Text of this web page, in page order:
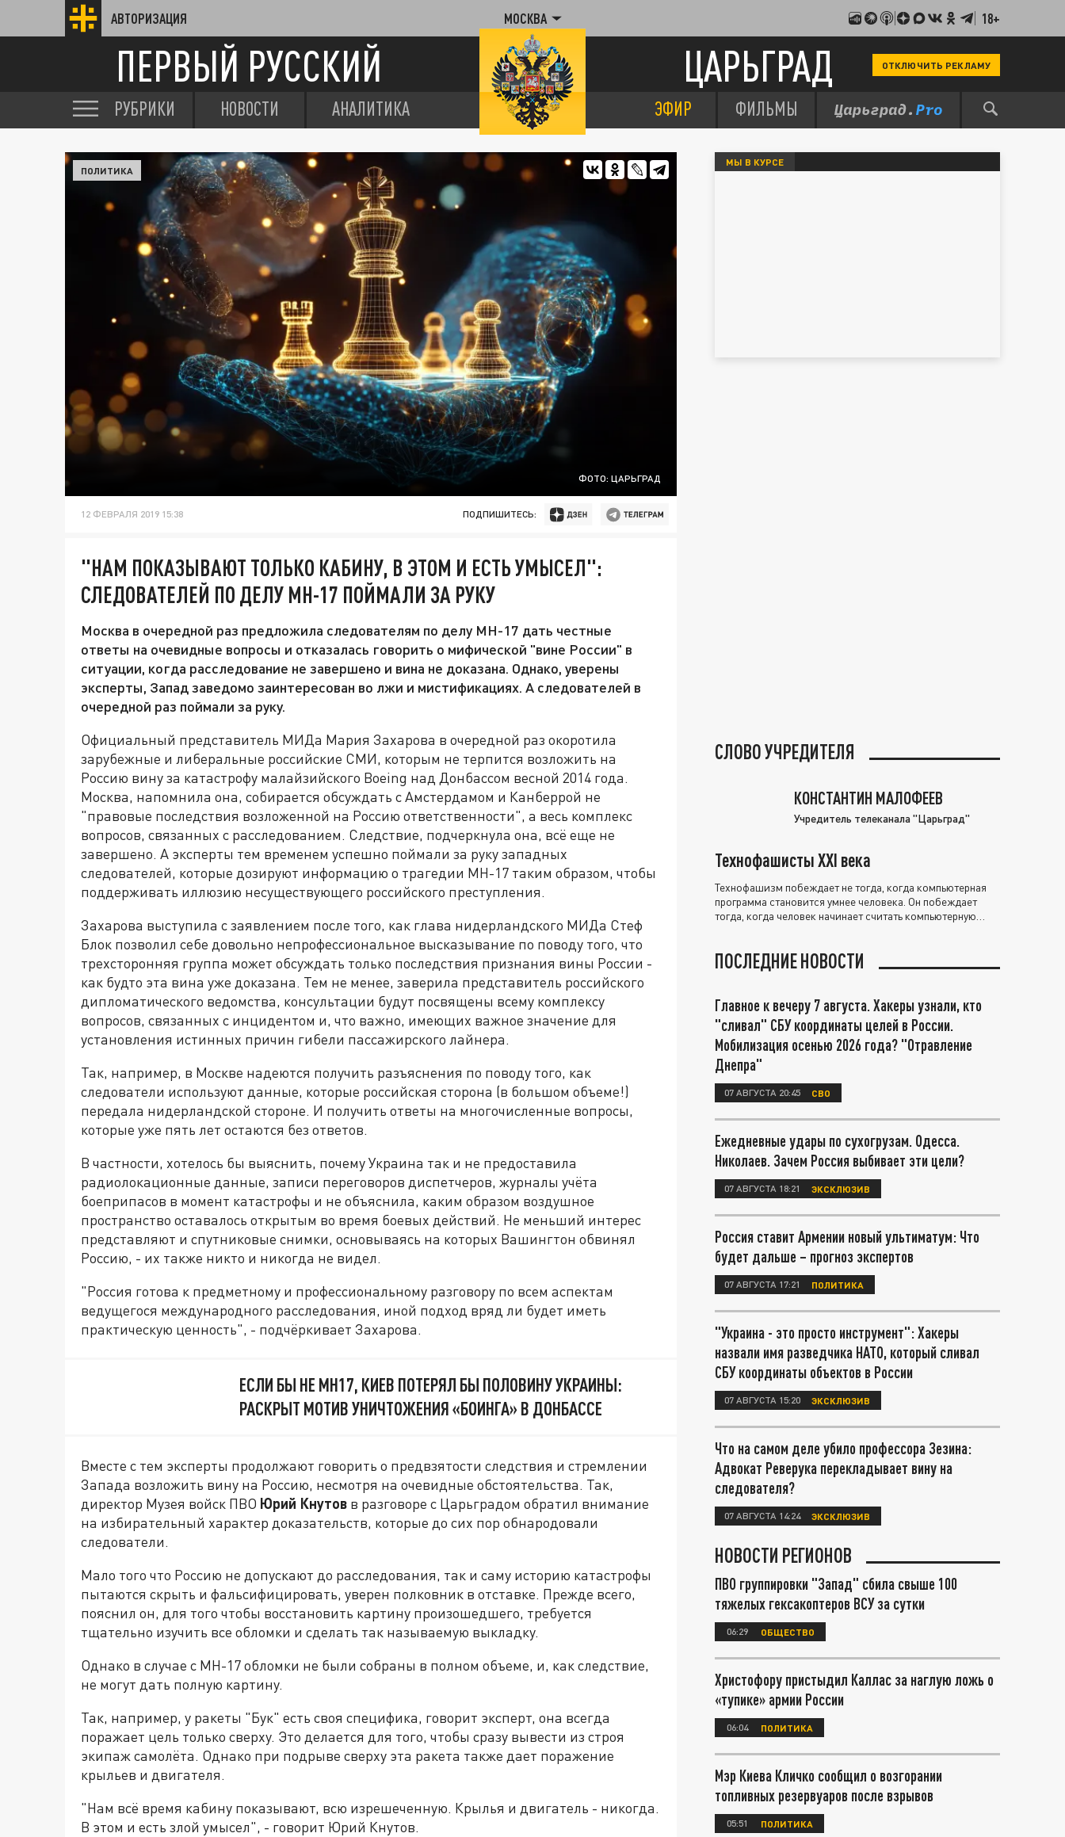
АВТОРИЗАЦИЯ МОСКВА 18+
ПЕРВЫЙ РУССКИЙ ЦАРЬГРАД ОТКЛЮЧИТЬ РЕКЛАМУ
РУБРИКИ НОВОСТИ АНАЛИТИКА ЭФИР ФИЛЬМЫ
ФОТО: ЦАРЬГРАД
ПОЛИТИКА
12 ФЕВРАЛЯ 2019 15:38 ПОДПИШИТЕСЬ:
"НАМ ПОКАЗЫВАЮТ ТОЛЬКО КАБИНУ, В ЭТОМ И ЕСТЬ УМЫСЕЛ":
СЛЕДОВАТЕЛЕЙ ПО ДЕЛУ MH-17 ПОЙМАЛИ ЗА РУКУ
Москва в очередной раз предложила следователям по делу MH-17 дать честные
ответы на очевидные вопросы и отказалась говорить о мифической "вине России" в
ситуации, когда расследование не завершено и вина не доказана. Однако, уверены
эксперты, Запад заведомо заинтересован во лжи и мистификациях. А следователей в
очередной раз поймали за руку.
Официальный представитель МИДа Мария Захарова в очередной раз окоротила
зарубежные и либеральные российские СМИ, которым не терпится возложить на
Россию вину за катастрофу малайзийского Boeing над Донбассом весной 2014 года.
Москва, напомнила она, собирается обсуждать с Амстердамом и Канберрой не
"правовые последствия возложенной на Россию ответственности", а весь комплекс
вопросов, связанных с расследованием. Следствие, подчеркнула она, всё еще не
завершено. А эксперты тем временем успешно поймали за руку западных
следователей, которые дозируют информацию о трагедии MH-17 таким образом, чтобы
поддерживать иллюзию несуществующего российского преступления.
Захарова выступила с заявлением после того, как глава нидерландского МИДа Стеф
Блок позволил себе довольно непрофессиональное высказывание по поводу того, что
трехсторонняя группа может обсуждать только последствия признания вины России -
как будто эта вина уже доказана. Тем не менее, заверила представитель российского
дипломатического ведомства, консультации будут посвящены всему комплексу
вопросов, связанных с инцидентом и, что важно, имеющих важное значение для
установления истинных причин гибели пассажирского лайнера.
Так, например, в Москве надеются получить разъяснения по поводу того, как
следователи используют данные, которые российская сторона (в большом объеме!)
передала нидерландской стороне. И получить ответы на многочисленные вопросы,
которые уже пять лет остаются без ответов.
В частности, хотелось бы выяснить, почему Украина так и не предоставила
радиолокационные данные, записи переговоров диспетчеров, журналы учёта
боеприпасов в момент катастрофы и не объяснила, каким образом воздушное
пространство оставалось открытым во время боевых действий. Не меньший интерес
представляют и спутниковые снимки, основываясь на которых Вашингтон обвинял
Россию, - их также никто и никогда не видел.
"Россия готова к предметному и профессиональному разговору по всем аспектам
ведущегося международного расследования, иной подход вряд ли будет иметь
практическую ценность", - подчёркивает Захарова.
ЕСЛИ БЫ НЕ MH17, КИЕВ ПОТЕРЯЛ БЫ ПОЛОВИНУ УКРАИНЫ:
РАСКРЫТ МОТИВ УНИЧТОЖЕНИЯ «БОИНГА» В ДОНБАССЕ
Вместе с тем эксперты продолжают говорить о предвзятости следствия и стремлении
Запада возложить вину на Россию, несмотря на очевидные обстоятельства. Так,
директор Музея войск ПВО Юрий Кнутов в разговоре с Царьградом обратил внимание
на избирательный характер доказательств, которые до сих пор обнародовали
следователи.
Мало того что Россию не допускают до расследования, так и саму историю катастрофы
пытаются скрыть и фальсифицировать, уверен полковник в отставке. Прежде всего,
пояснил он, для того чтобы восстановить картину произошедшего, требуется
тщательно изучить все обломки и сделать так называемую выкладку.
Однако в случае с MH-17 обломки не были собраны в полном объеме, и, как следствие,
не могут дать полную картину.
Так, например, у ракеты "Бук" есть своя специфика, говорит эксперт, она всегда
поражает цель только сверху. Это делается для того, чтобы сразу вывести из строя
экипаж самолёта. Однако при подрыве сверху эта ракета также дает поражение
крыльев и двигателя.
"Нам всё время кабину показывают, всю изрешеченную. Крылья и двигатель - никогда.
В этом и есть злой умысел", - говорит Юрий Кнутов.
МЫ В КУРСЕ
СЛОВО УЧРЕДИТЕЛЯ
КОНСТАНТИН МАЛОФЕЕВ
Учредитель телеканала "Царьград"
Технофашисты XXI века
Технофашизм побеждает не тогда, когда компьютерная
программа становится умнее человека. Он побеждает
тогда, когда человек начинает считать компьютерную
ПОСЛЕДНИЕ НОВОСТИ
Главное к вечеру 7 августа. Хакеры узнали, кто
"сливал" СБУ координаты целей в России.
Мобилизация осенью 2026 года? "Отравление
Днепра"
07 АВГУСТА 20:45 СВО
Ежедневные удары по сухогрузам. Одесса.
Николаев. Зачем Россия выбивает эти цели?
07 АВГУСТА 18:21 ЭКСКЛЮЗИВ
Россия ставит Армении новый ультиматум: Что
будет дальше – прогноз экспертов
07 АВГУСТА 17:21 ПОЛИТИКА
"Украина - это просто инструмент": Хакеры
назвали имя разведчика НАТО, который сливал
СБУ координаты объектов в России
07 АВГУСТА 15:20 ЭКСКЛЮЗИВ
Что на самом деле убило профессора Зезина:
Адвокат Реверука перекладывает вину на
следователя?
07 АВГУСТА 14:24 ЭКСКЛЮЗИВ
НОВОСТИ РЕГИОНОВ
ПВО группировки "Запад" сбила свыше 100
тяжелых гексакоптеров ВСУ за сутки
06:29 ОБЩЕСТВО
Христофору пристыдил Каллас за наглую ложь о
«тупике» армии России
06:04 ПОЛИТИКА
Мэр Киева Кличко сообщил о возгорании
топливных резервуаров после взрывов
05:51 ПОЛИТИКА